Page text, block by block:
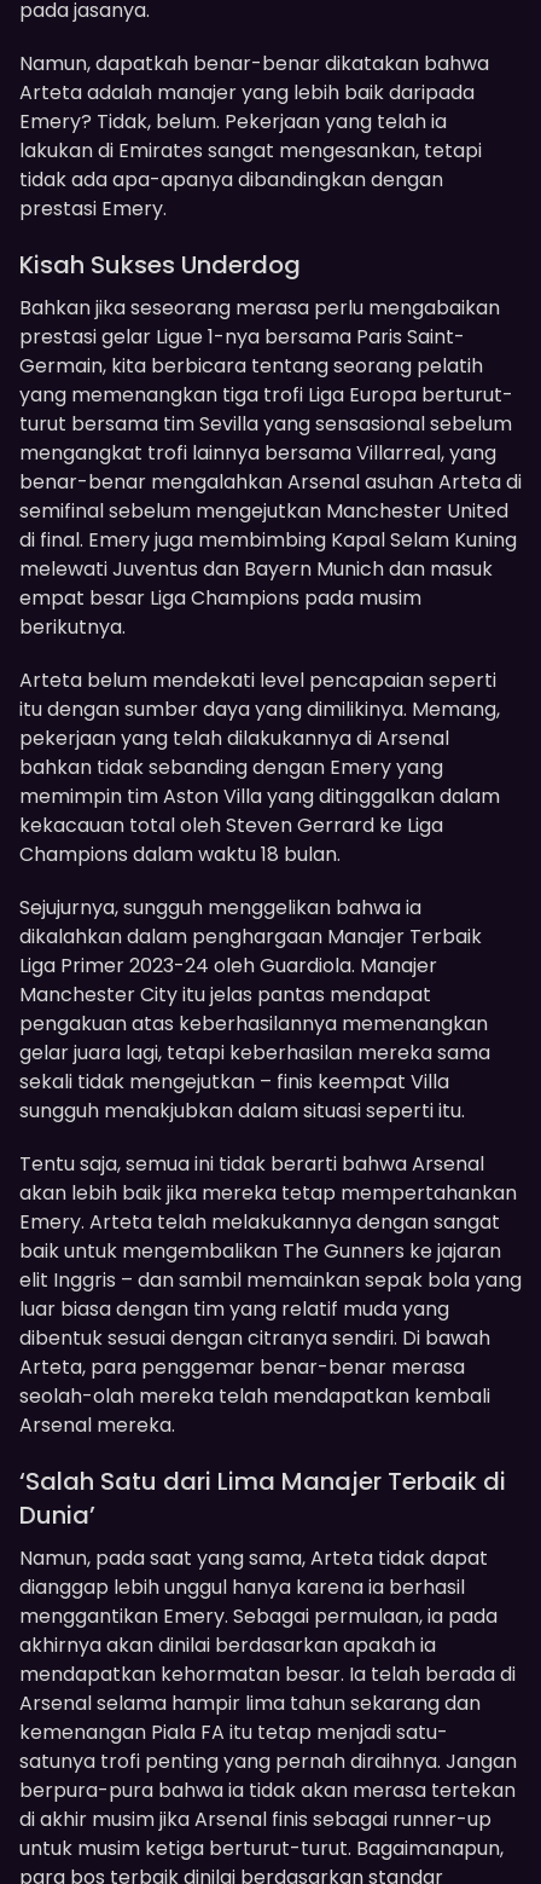
pada jasanya.
Namun, dapatkah benar-benar dikatakan bahwa
Arteta adalah manajer yang lebih baik daripada
Emery? Tidak, belum. Pekerjaan yang telah ia
lakukan di Emirates sangat mengesankan, tetapi
tidak ada apa-apanya dibandingkan dengan
prestasi Emery.
Kisah Sukses Underdog
Bahkan jika seseorang merasa perlu mengabaikan
prestasi gelar Ligue 1-nya bersama Paris Saint-
Germain, kita berbicara tentang seorang pelatih
yang memenangkan tiga trofi Liga Europa berturut-
turut bersama tim Sevilla yang sensasional sebelum
mengangkat trofi lainnya bersama Villarreal, yang
benar-benar mengalahkan Arsenal asuhan Arteta di
semifinal sebelum mengejutkan Manchester United
di final. Emery juga membimbing Kapal Selam Kuning
melewati Juventus dan Bayern Munich dan masuk
empat besar Liga Champions pada musim
berikutnya.
Arteta belum mendekati level pencapaian seperti
itu dengan sumber daya yang dimilikinya. Memang,
pekerjaan yang telah dilakukannya di Arsenal
bahkan tidak sebanding dengan Emery yang
memimpin tim Aston Villa yang ditinggalkan dalam
kekacauan total oleh Steven Gerrard ke Liga
Champions dalam waktu 18 bulan.
Sejujurnya, sungguh menggelikan bahwa ia
dikalahkan dalam penghargaan Manajer Terbaik
Liga Primer 2023-24 oleh Guardiola. Manajer
Manchester City itu jelas pantas mendapat
pengakuan atas keberhasilannya memenangkan
gelar juara lagi, tetapi keberhasilan mereka sama
sekali tidak mengejutkan – finis keempat Villa
sungguh menakjubkan dalam situasi seperti itu.
Tentu saja, semua ini tidak berarti bahwa Arsenal
akan lebih baik jika mereka tetap mempertahankan
Emery. Arteta telah melakukannya dengan sangat
baik untuk mengembalikan The Gunners ke jajaran
elit Inggris – dan sambil memainkan sepak bola yang
luar biasa dengan tim yang relatif muda yang
dibentuk sesuai dengan citranya sendiri. Di bawah
Arteta, para penggemar benar-benar merasa
seolah-olah mereka telah mendapatkan kembali
Arsenal mereka.
‘Salah Satu dari Lima Manajer Terbaik di
Dunia’
Namun, pada saat yang sama, Arteta tidak dapat
dianggap lebih unggul hanya karena ia berhasil
menggantikan Emery. Sebagai permulaan, ia pada
akhirnya akan dinilai berdasarkan apakah ia
mendapatkan kehormatan besar. Ia telah berada di
Arsenal selama hampir lima tahun sekarang dan
kemenangan Piala FA itu tetap menjadi satu-
satunya trofi penting yang pernah diraihnya. Jangan
berpura-pura bahwa ia tidak akan merasa tertekan
di akhir musim jika Arsenal finis sebagai runner-up
untuk musim ketiga berturut-turut. Bagaimanapun,
para bos terbaik dinilai berdasarkan standar